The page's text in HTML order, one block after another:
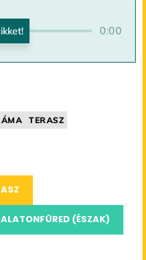
0:00
TERASZ
(ÉSZAK)